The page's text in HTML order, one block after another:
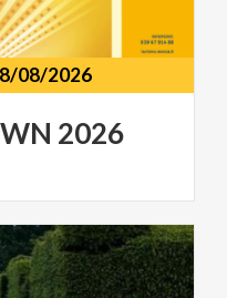
08/2026
2026